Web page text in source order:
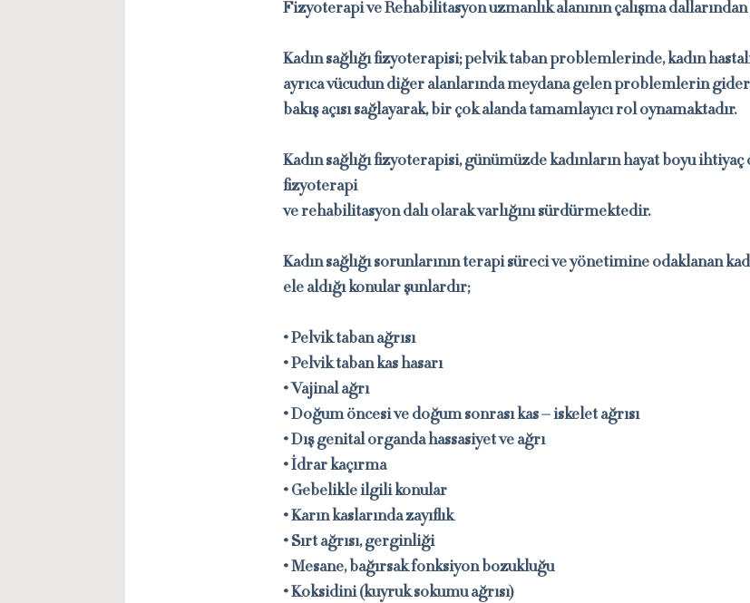
Fizyoterapi ve Rehabilitasyon uzmanlık alanının çalışma dallarından
Kadın sağlığı fizyoterapisi; pelvik taban problemlerinde, kadın
ayrıca vücudun diğer alanlarında meydana gelen problemlerin
bakış açısı sağlayarak, bir çok alanda tamamlayıcı rol oynamaktadır.
Kadın sağlığı fizyoterapisi, günümüzde kadınların hayat boyu
fizyoterapi
ve rehabilitasyon dalı olarak varlığını sürdürmektedir.
Kadın sağlığı sorunlarının terapi süreci ve yönetimine odaklanan
ele aldığı konular şunlardır;
• Pelvik taban ağrısı
• Pelvik taban kas hasarı
• Vajinal ağrı
• Doğum öncesi ve doğum sonrası kas – iskelet ağrısı
• Dış genital organda hassasiyet ve ağrı
• İdrar kaçırma
• Gebelikle ilgili konular
• Karın kaslarında zayıflık
• Sırt ağrısı, gerginliği
• Mesane, bağırsak fonksiyon bozukluğu
• Koksidini (kuyruk sokumu ağrısı)